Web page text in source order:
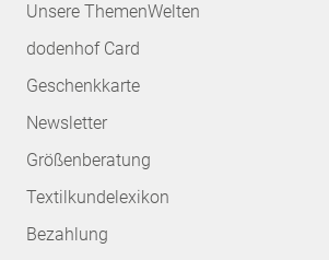
Unsere ThemenWelten
dodenhof Card
Geschenkkarte
Newsletter
Größenberatung
Textilkundelexikon
Bezahlung